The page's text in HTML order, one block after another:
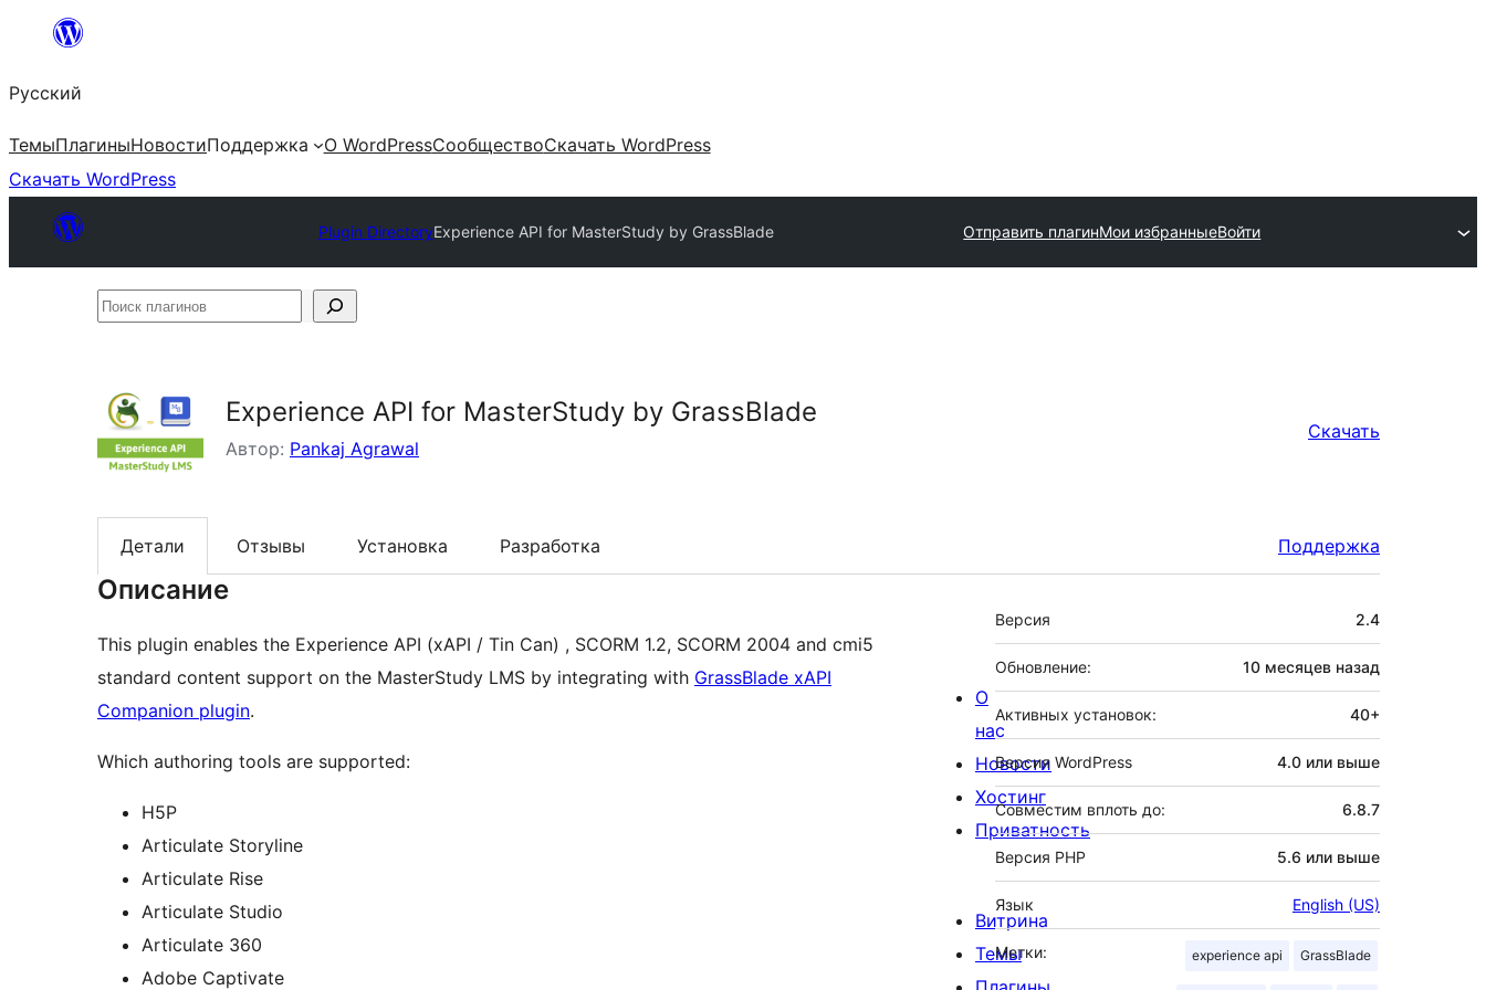
Перейти
содержимому
Русский
ТемыПлагиныНовостиПоддержка О WordPressСообществоСкачать WordPress
Скачать WordPress
Plugin DirectoryExperience API for MasterStudy by GrassBlade Отправить плагинМои избранныеВойти
Поиск
Experience API for MasterStudy by GrassBlade
Автор: Pankaj Agrawal
Скачать
Детали Отзывы Установка Разработка Поддержка
Описание
This plugin enables the Experience API (xAPI / Tin Can) , SCORM 1.2, SCORM 2004 and cmi5
standard content support on the MasterStudy LMS by integrating with GrassBlade xAPI
Companion plugin.
Which authoring tools are supported:
H5P
Articulate Storyline
Articulate Rise
Articulate Studio
Articulate 360
Adobe Captivate
Мета
Версия 2.4
Обновление: 10 месяцев назад
Активных установок: 40+
Версия WordPress 4.0 или выше
Совместим вплоть до: 6.8.7
Версия PHP 5.6 или выше
Язык English (US)
Метки: experience api GrassBlade
О
нас
Новости
Хостинг
Приватность
Витрина
Темы